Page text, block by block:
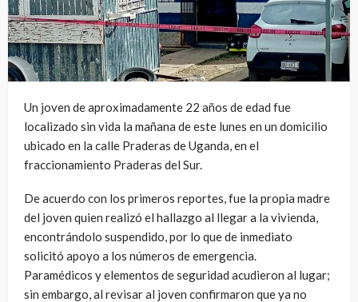
Un joven de aproximadamente 22 años de edad fue
localizado sin vida la mañana de este lunes en un domicilio
ubicado en la calle Praderas de Uganda, en el
fraccionamiento Praderas del Sur.
De acuerdo con los primeros reportes, fue la propia madre
del joven quien realizó el hallazgo al llegar a la vivienda,
encontrándolo suspendido, por lo que de inmediato
solicitó apoyo a los números de emergencia.
Paramédicos y elementos de seguridad acudieron al lugar;
sin embargo, al revisar al joven confirmaron que ya no